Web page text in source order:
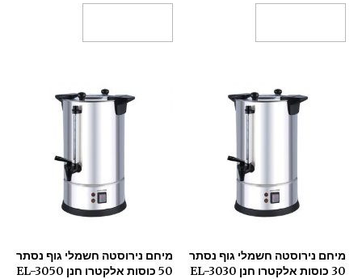
מיחם נירוסטה חשמלי גוף נסתר
30 כוסות אלקטרו חנן EL-3030
מיחם נירוסטה חשמלי גוף נסתר
50 כוסות אלקטרו חנן EL-3050